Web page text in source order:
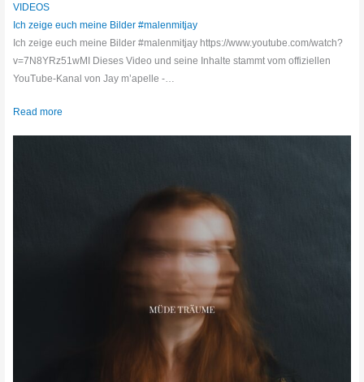
VIDEOS
Ich zeige euch meine Bilder #malenmitjay
Ich zeige euch meine Bilder #malenmitjay https://www.youtube.com/watch?
v=7N8YRz51wMI Dieses Video und seine Inhalte stammt vom offiziellen
YouTube-Kanal von Jay m’apelle -…
Read more